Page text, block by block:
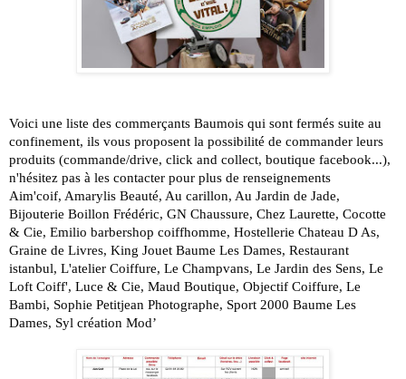
Voici une liste des commerçants Baumois qui sont fermés suite au
confinement, ils vous proposent la possibilité de commander leurs
produits (commande/drive, click and collect, boutique facebook...),
n'hésitez pas à les contacter pour plus de renseignements
Aim'coif, Amarylis Beauté, Au carillon, Au Jardin de Jade
Bijouterie Boillon Frédéric, GN Chaussure, Chez Laurette, Cocotte
& Cie, Emilio barbershop coiffhomme, Hostellerie Chateau D As
Graine de Livres, King Jouet Baume Les Dames, Restaurant
istanbul, L'atelier Coiffure, Le Champvans, Le Jardin des Sens, Le
Loft Coiff', Luce & Cie, Maud Boutique, Objectif Coiffure, Le
Bambi, Sophie Petitjean Photographe, Sport 2000 Baume Les
Dames, Syl création Mod’